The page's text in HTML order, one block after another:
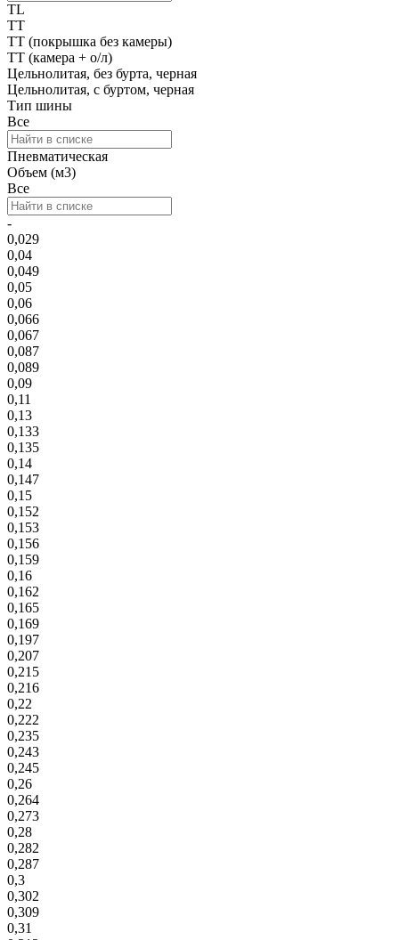
TL
TT
TT (покрышка без камеры)
ТТ (камера + о/л)
Цельнолитая, без бурта, черная
Цельнолитая, с буртом, черная
Тип шины
Все
Пневматическая
Объем (м3)
Все
-
0,029
0,04
0,049
0,05
0,06
0,066
0,067
0,087
0,089
0,09
0,11
0,13
0,133
0,135
0,14
0,147
0,15
0,152
0,153
0,156
0,159
0,16
0,162
0,165
0,169
0,197
0,207
0,215
0,216
0,22
0,222
0,235
0,243
0,245
0,26
0,264
0,273
0,28
0,282
0,287
0,3
0,302
0,309
0,31